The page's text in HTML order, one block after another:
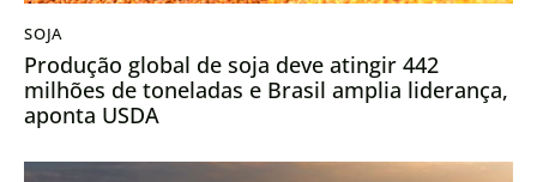
SOJA
Produção global de soja deve atingir 442
milhões de toneladas e Brasil amplia liderança,
aponta USDA